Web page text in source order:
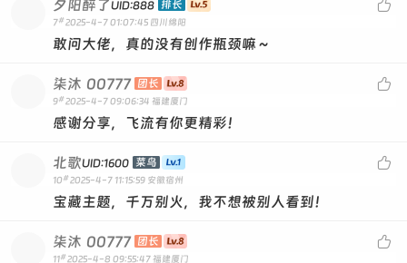
ALDVYRTGJLFXE
ALDAJRUGENBPF
ALDGOAJUYWTKR
ALDYRPUMZJFGQ
ALDRWFYKDZVJP
ALDWDCAQPHULG
ALDVJUERCDKFA

夕阳醉了UID:888 排长
7# 2025-4-7 01:07:45 四川绵阳
敢问大佬，真的没有创作瓶颈嘛～

柒沐 00777 团长
9# 2025-4-7 09:06:34 福建厦门
感谢分享，飞流有你更精彩！

北歌UID:1600 菜鸟
10 # 2025-4-7 11:15:59 安徽宿州
宝藏主题，千万别火，我不想被别人看到！

柒沐 00777 团长
11# 2025-4-8 09:55:47 福建厦门